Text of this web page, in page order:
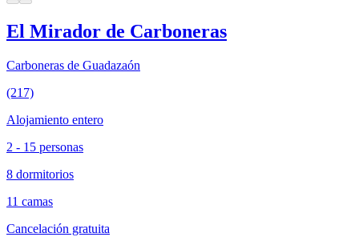
El Mirador de Carboneras
Carboneras de Guadazaón
(217)
Alojamiento entero
2 - 15 personas
8 dormitorios
11 camas
Cancelación gratuita